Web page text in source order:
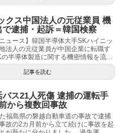
クス中国法人の元従業員 機
で逮捕・起訴＝韓国検察
ュース】韓国半導体大手SKハイニッ
法人の元従業員が中国企業に転職す
半導体製造に関する機密情報を流...
記事を読む
ス21人死傷 逮捕の運転手
から複数回事故
福島県の磐越自動車道の事故で逮捕
故の2カ月前から立て続けに事故を起